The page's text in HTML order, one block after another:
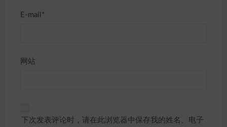
E-mail*
网站
下次发表评论时，请在此浏览器中保存我的姓名、电子